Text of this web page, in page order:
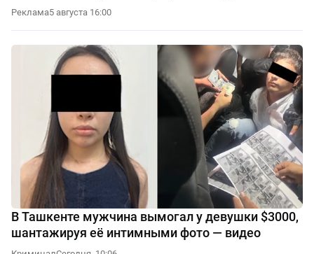
Реклама5 августа 16:00
В Ташкенте мужчина вымогал у девушки $3000,
шантажируя её интимными фото — видео